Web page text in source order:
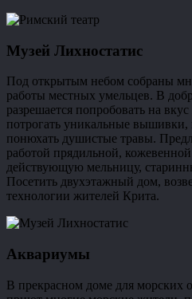
Музей Лихностатис
Под открытым небом собраны
работы местных умельцев. В
разрешается попробовать на
потрогать уникальные вышивки,
понюхать душистые травы.
работой прядильной,
действующую мельницу,
Посетить двухэтажный дом,
технологии жителей Крита.
Аквариумы
В прекрасном доме для морских